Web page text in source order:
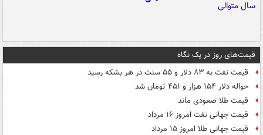
قیمت‌های روز در یک نگاه
قیمت نفت به ۸۳ دلار و ۵۵ سنت در هر بشکه رسید
حواله دلار ۱۵۴ هزار و ۴۵۱ تومان شد
قیمت طلا صعودی ماند
قیمت جهانی نفت امروز ۱۶ مرداد
قیمت جهانی طلا امروز ۱۵ مرداد